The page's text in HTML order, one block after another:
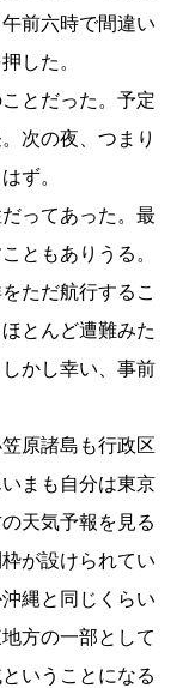
前六時で間違い
した。
とだった。予定
次の夜、つまり
ず。
ってあった。最
ともありうる。
ただ航行するこ
とんど遭難みた
かし幸い、事前
原諸島も行政区
まも自分は東京
天気予報を見る
が設けられてい
縄と同じくらい
方の一部として
いうことになる